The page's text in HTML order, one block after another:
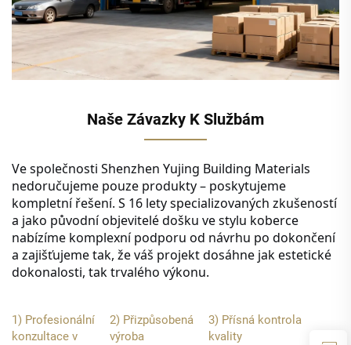
Naše Závazky K Službám
Ve společnosti Shenzhen Yujing Building Materials
nedoručujeme pouze produkty – poskytujeme
kompletní řešení. S 16 lety specializovaných zkušeností
a jako původní objevitelé došku ve stylu koberce
nabízíme komplexní podporu od návrhu po dokončení
a zajišťujeme tak, že váš projekt dosáhne jak estetické
dokonalosti, tak trvalého výkonu.
1) Profesionální
konzultace v
2) Přizpůsobená
výroba
3) Přísná kontrola
kvality